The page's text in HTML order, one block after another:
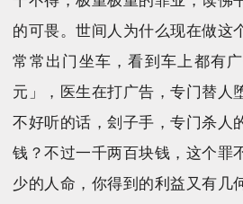
的可畏。世间人为什么现在做这
常常出门坐车，看到车上都有
元」，医生在打广告，专门替人
不好听的话，刽子手，专门杀人
钱？不过一千两百块钱，这个罪
少的人命，你得到的利益又有几